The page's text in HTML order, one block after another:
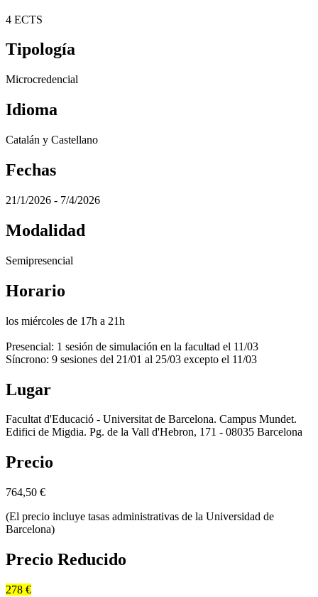
4 ECTS
Tipología
Microcredencial
Idioma
Catalán y Castellano
Fechas
21/1/2026 - 7/4/2026
Modalidad
Semipresencial
Horario
los miércoles de 17h a 21h
Presencial: 1 sesión de simulación en la facultad el 11/03
Síncrono: 9 sesiones del 21/01 al 25/03 excepto el 11/03
Lugar
Facultat d'Educació - Universitat de Barcelona. Campus Mundet.
Edifici de Migdia. Pg. de la Vall d'Hebron, 171 - 08035 Barcelona
Precio
764,50 €
(El precio incluye tasas administrativas de la Universidad de
Barcelona)
Precio Reducido
278 €